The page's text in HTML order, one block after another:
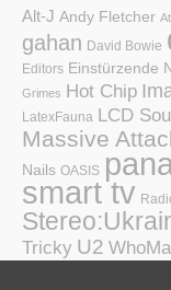
Alt-J Andy Fletcher
gahan David Bowie
Editors Einstürzende
Grimes Hot Chip
LatexFauna LCD
Massive
Nails OASIS
smart tv
Tricky U2